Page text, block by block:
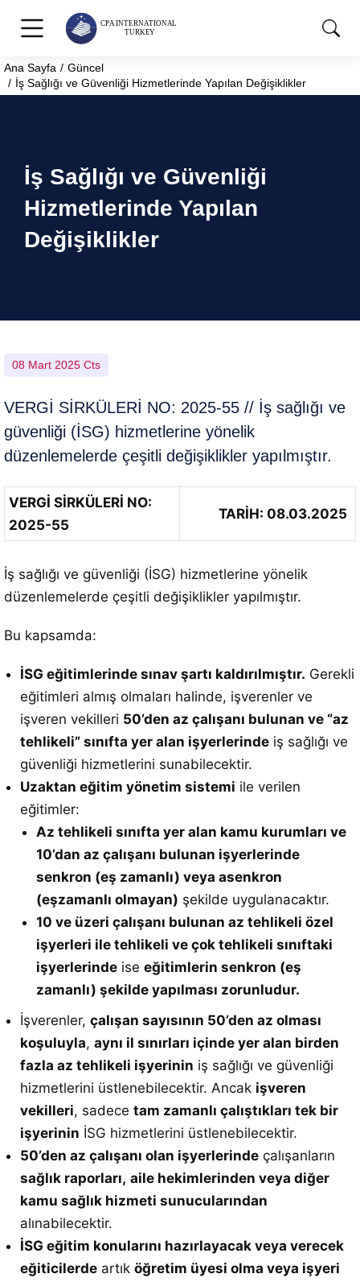
You are here:
Ana Sayfa
Güncel
İş Sağlığı ve Güvenliği Hizmetlerinde Yapılan Değişiklikler
İş Sağlığı ve Güvenliği
Hizmetlerinde Yapılan
Değişiklikler
08 Mart 2025 Cts
VERGİ SİRKÜLERİ NO: 2025-55 // İş sağlığı ve
güvenliği (İSG) hizmetlerine yönelik
düzenlemelerde çeşitli değişiklikler yapılmıştır.
VERGİ SİRKÜLERİ NO:
2025-55
TARİH: 08.03.2025
İş sağlığı ve güvenliği (İSG) hizmetlerine yönelik
düzenlemelerde çeşitli değişiklikler yapılmıştır.
Bu kapsamda:
İSG eğitimlerinde sınav şartı kaldırılmıştır. Gerekli
eğitimleri almış olmaları halinde, işverenler ve
işveren vekilleri 50’den az çalışanı bulunan ve “az
tehlikeli” sınıfta yer alan işyerlerinde iş sağlığı ve
güvenliği hizmetlerini sunabilecektir.
Uzaktan eğitim yönetim sistemi ile verilen
eğitimler:
Az tehlikeli sınıfta yer alan kamu kurumları ve
10’dan az çalışanı bulunan işyerlerinde
senkron (eş zamanlı) veya asenkron
(eşzamanlı olmayan) şekilde uygulanacaktır.
10 ve üzeri çalışanı bulunan az tehlikeli özel
işyerleri ile tehlikeli ve çok tehlikeli sınıftaki
işyerlerinde ise eğitimlerin senkron (eş
zamanlı) şekilde yapılması zorunludur.
İşverenler, çalışan sayısının 50’den az olması
koşuluyla, aynı il sınırları içinde yer alan birden
fazla az tehlikeli işyerinin iş sağlığı ve güvenliği
hizmetlerini üstlenebilecektir. Ancak işveren
vekilleri, sadece tam zamanlı çalıştıkları tek bir
işyerinin İSG hizmetlerini üstlenebilecektir.
50’den az çalışanı olan işyerlerinde çalışanların
sağlık raporları, aile hekimlerinden veya diğer
kamu sağlık hizmeti sunucularından
alınabilecektir.
İSG eğitim konularını hazırlayacak veya verecek
eğiticilerde artık öğretim üyesi olma veya işyeri